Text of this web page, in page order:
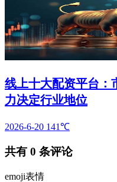
线上十大配资平台：
力决定行业地位
2026-6-20 141℃
共有 0 条评论
emoji表情